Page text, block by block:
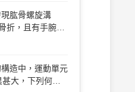
therapy
技術
肱骨螺旋溝
折，且有手腕下
，這 可能是
經
造中，運動單元
大，下列何者